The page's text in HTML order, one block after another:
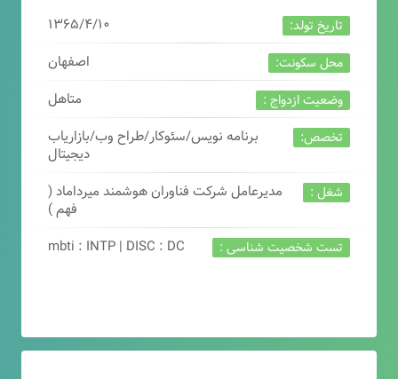
تاریخ تولد: ۱۳۶۵/۴/۱۰
محل سکونت: اصفهان
وضعیت ازدواج : متاهل
تخصص:
برنامه نویس/سئوکار/طراح وب/بازاریاب
دیجیتال
شغل :
مدیرعامل شرکت فناوران هوشمند میرداماد (
فهم )
تست شخصیت شناسی : mbti : INTP | DISC : DC